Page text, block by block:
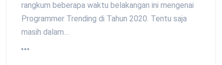
rangkum beberapa waktu belakangan ini mengenai
Programmer Trending di Tahun 2020. Tentu saja
masih dalam…